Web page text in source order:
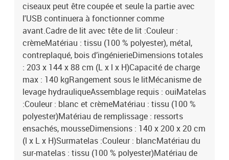
ciseaux peut être coupée et seule la partie avec
l'USB continuera à fonctionner comme
avant.Cadre de lit avec tête de lit :Couleur :
crèmeMatériau : tissu (100 % polyester), métal,
contreplaqué, bois d’ingénierieDimensions totales
: 203 x 144 x 88 cm (L x l x H)Capacité de charge
max : 140 kgRangement sous le litMécanisme de
levage hydrauliqueAssemblage requis : ouiMatelas
:Couleur : blanc et crèmeMatériau : tissu (100 %
polyester)Matériau de remplissage : ressorts
ensachés, mousseDimensions : 140 x 200 x 20 cm
(l x L x H)Surmatelas :Couleur : blancMatériau du
sur-matelas : tissu (100 % polyester)Matériau de